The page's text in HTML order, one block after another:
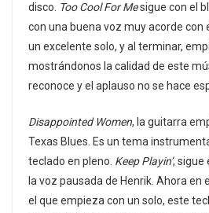
disco. Too Cool For Mesigue con el
con una buena voz muy acorde con
un excelente solo, y al terminar,
mostrándonos la calidad de este
reconoce y el aplauso no se hace
Disappointed Women, la guitarra
Texas Blues. Es un tema
teclado en pleno. Keep Playin’, sigue
la voz pausada de Henrik. Ahora en
el que empieza con un solo, este